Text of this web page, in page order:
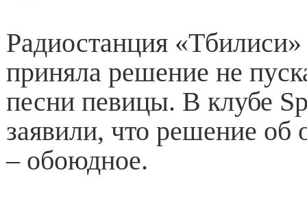
Радиостанция «Тбилиси»
приняла решение не
песни певицы. В клубе
заявили, что решение об
– обоюдное.